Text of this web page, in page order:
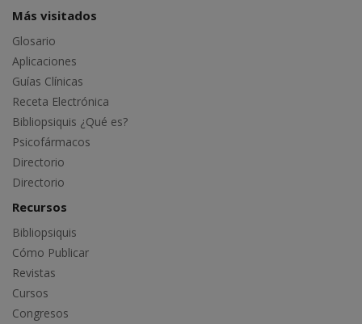
Más visitados
Glosario
Aplicaciones
Guías Clínicas
Receta Electrónica
Bibliopsiquis ¿Qué es?
Psicofármacos
Directorio
Directorio
Recursos
Bibliopsiquis
Cómo Publicar
Revistas
Cursos
Congresos